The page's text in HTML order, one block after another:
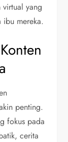
yang
ibu mereka.
penting.
fokus pada
cerita